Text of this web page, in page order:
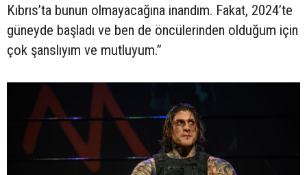
Kıbrıs’ta bunun olmayacağına inandım. Fakat, 2024’te
güneyde başladı ve ben de öncülerinden olduğum için
çok şanslıyım ve mutluyum.”